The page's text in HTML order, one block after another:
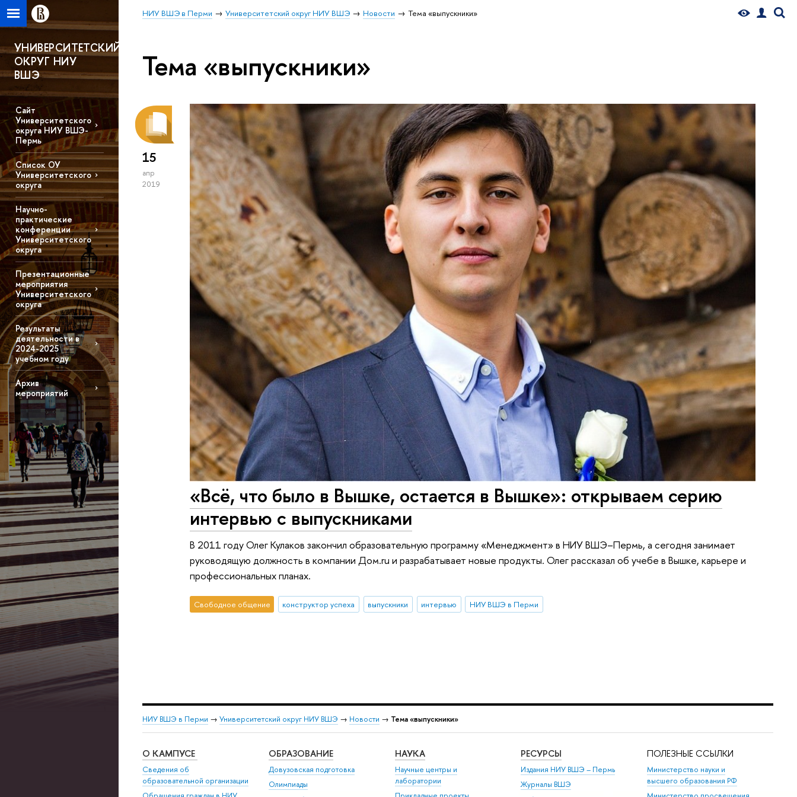
НИУ ВШЭ в Перми Университетский округ НИУ ВШЭ Новости Тема «выпускники»
УНИВЕРСИТЕТСКИЙ
ОКРУГ НИУ
ВШЭ
Сайт
Университетского
округа НИУ ВШЭ-
Пермь
Список ОУ
Университетского
округа
Научно-
практические
конференции
Университетского
округа
Презентационные
мероприятия
Университетского
округа
Результаты
деятельности в
2024-2025
учебном году
Архив
мероприятий
Тема «выпускники»
15
апр
2019
«Всё, что было в Вышке, остается в Вышке»: открываем серию
интервью с выпускниками
В 2011 году Олег Кулаков закончил образовательную программу «Менеджмент» в НИУ ВШЭ–Пермь, а сегодня занимает
руководящую должность в компании Дом.ru и разрабатывает новые продукты. Олег рассказал об учебе в Вышке, карьере и
профессиональных планах.
Свободное общение конструктор успеха выпускники интервью НИУ ВШЭ в Перми
НИУ ВШЭ в Перми → Университетский округ НИУ ВШЭ → Новости → Тема «выпускники»
О КАМПУСЕ
Сведения об
образовательной организации
ОБРАЗОВАНИЕ
Довузовская подготовка
Олимпиады
НАУКА
Научные центры и
лаборатории
РЕСУРСЫ
Издания НИУ ВШЭ ­– Пермь
Журналы ВШЭ
ПОЛЕЗНЫЕ ССЫЛКИ
Министерство науки и
высшего образования РФ